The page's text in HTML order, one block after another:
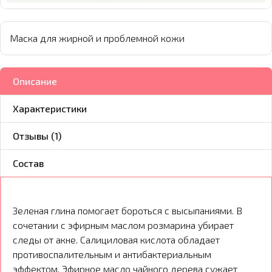
Маска для жирной и проблемной кожи
Описание
Характеристики
Отзывы (1)
Состав
Зеленая глина помогает бороться с высыпаниями. В
сочетании с эфирным маслом розмарина убирает
следы от акне. Салициловая кислота обладает
противоспалительным и антибактериальным
эффектом. Эфирное масло чайного дерева сужает